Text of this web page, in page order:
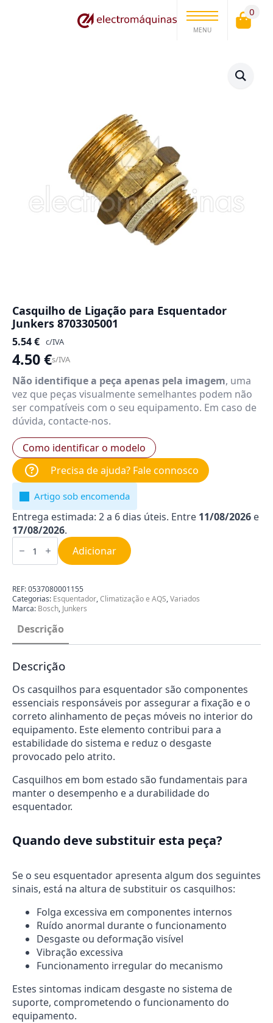
MENU
0
Casquilho de Ligação para Esquentador
Junkers 8703305001
5.54€ c/IVA
4.50€s/IVA
Não identifique a peça apenas pela imagem, uma
vez que peças visualmente semelhantes podem não
ser compatíveis com o seu equipamento. Em caso de
dúvida, contacte-nos.
Como identificar o modelo
Precisa de ajuda? Fale connosco
Artigo sob encomenda
Entrega estimada: 2 a 6 dias úteis. Entre 11/08/2026 e
17/08/2026.
Quantidade
de
de
para
Esquentador
Junkers
8703305001
Adicionar
REF:0537080001155
Categorias: Esquentador,Climatização e AQS,Variados
Marca: Bosch, Junkers
Descrição
Descrição
Os casquilhos para esquentador são componentes
essenciais responsáveis por assegurar a fixação e o
correto alinhamento de peças móveis no interior do
equipamento. Este elemento contribui para a
estabilidade do sistema e reduz o desgaste
provocado pelo atrito.
Casquilhos em bom estado são fundamentais para
manter o desempenho e a durabilidade do
esquentador.
Quando deve substituir esta peça?
Se o seu esquentador apresenta algum dos seguintes
sinais, está na altura de substituir os casquilhos:
Folga excessiva em componentes internos
Ruído anormal durante o funcionamento
Desgaste ou deformação visível
Vibração excessiva
Funcionamento irregular do mecanismo
Estes sintomas indicam desgaste no sistema de
suporte, comprometendo o funcionamento do
equipamento.